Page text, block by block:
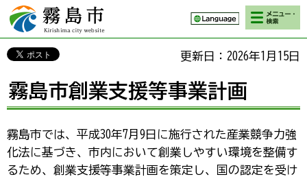
霧島市 Kirishima
city website
検索・メニ
ュー
更新日：2026年1月15日
霧島市創業支援等事業計画
霧島市では、平成30年7月9日に施行された産業競争力強
化法に基づき、市内において創業しやすい環境を整備す
るため、創業支援等事業計画を策定し、国の認定を受け